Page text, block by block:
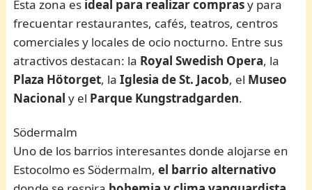
Esta zona es ideal para realizar comprasy para
frecuentar restaurantes, cafés, teatros, centros
comerciales y locales de ocio nocturno. Entre sus
atractivos destacan: la Royal Swedish Opera, la
Plaza Hötorget, laIglesia de St. Jacob, el Museo
Nacional y el Parque Kungstradgarden.
Södermalm
Uno de los barrios interesantes donde alojarse en
Estocolmo es Södermalm,el barrio alternativo